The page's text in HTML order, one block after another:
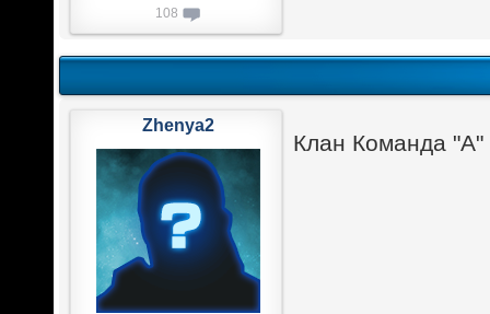
108
Клан Команда "А"
Zhenya2